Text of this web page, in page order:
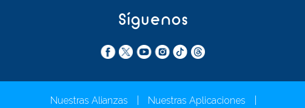
Síguenos
Nuestras Alianzas Nuestras Aplicaciones